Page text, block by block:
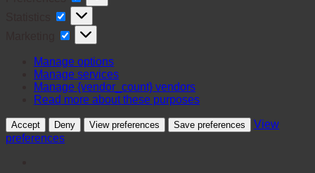
Statistics
Marketing
Manage options
Manage services
Manage {vendor_count} vendors
Read more about these purposes
Accept Deny View preferences Save preferences
View
preferences